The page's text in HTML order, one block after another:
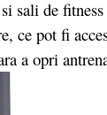
sali de
ce pot fi
a opri